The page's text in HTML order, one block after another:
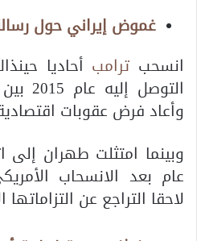
غموض إيراني حول
انسحب ترامب أحاديا
التوصل
وأعاد فرض عقوبات
عام بعد الانسحاب
لاحقا التراجع عن